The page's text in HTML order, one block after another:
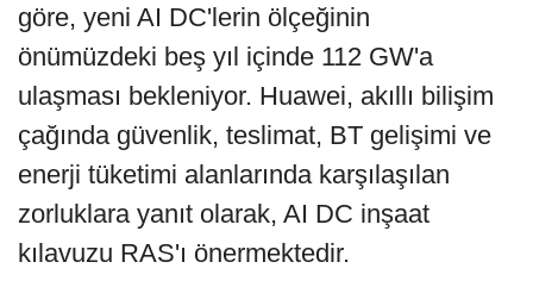
göre, yeni AI DC'lerin ölçeğinin
önümüzdeki beş yıl içinde 112 GW'a
ulaşması bekleniyor. Huawei, akıllı bilişim
çağında güvenlik, teslimat, BT gelişimi ve
enerji tüketimi alanlarında karşılaşılan
zorluklara yanıt olarak, AI DC inşaat
kılavuzu RAS'ı önermektedir.